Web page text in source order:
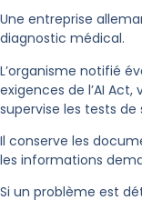
Une entreprise
diagnostic médical.
L’organisme notifié
exigences de l’AI
supervise les tests
Il conserve les
les informations
Si un problème est